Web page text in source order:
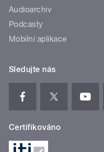
Audioarchiv
Podcasty
Mobilní aplikace
Sledujte nás
Certifikováno